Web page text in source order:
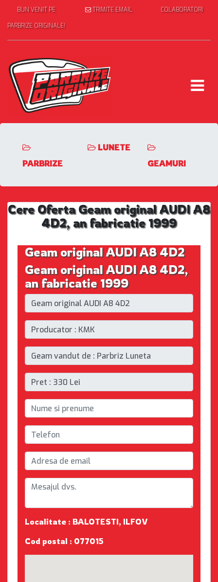
BUN VENIT PE
PARBRIZE ORIGINALE!
TRIMITE EMAIL COLABORATORI
PARBRIZE
LUNETE
GEAMURI
Cere Oferta Geam original AUDI A8
4D2, an fabricatie 1999
Geam original AUDI A8 4D2
Geam original AUDI A8 4D2,
an fabricatie 1999
Localitate : BALOTESTI, ILFOV
Cod postal : 077015